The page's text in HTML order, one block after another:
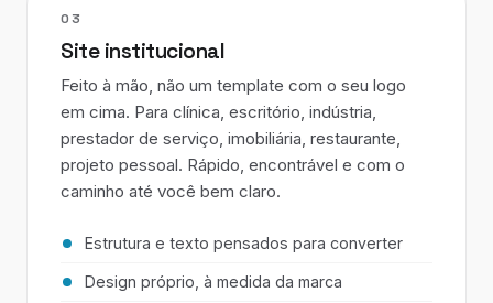
03
Site institucional
Feito à mão, não um template com o seu logo
em cima. Para clínica, escritório, indústria,
prestador de serviço, imobiliária, restaurante,
projeto pessoal. Rápido, encontrável e com o
caminho até você bem claro.
Estrutura e texto pensados para converter
Design próprio, à medida da marca